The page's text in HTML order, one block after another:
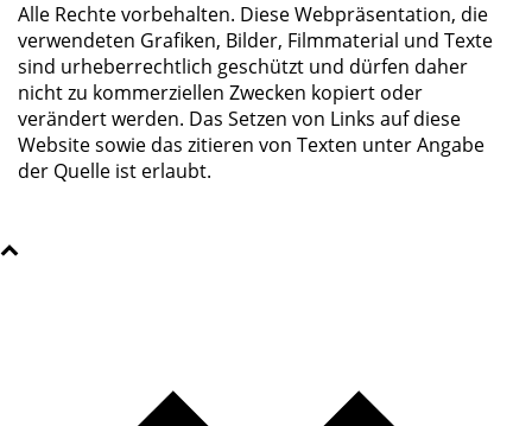
Alle Rechte vorbehalten. Diese Webpräsentation, die
verwendeten Grafiken, Bilder, Filmmaterial und Texte
sind urheberrechtlich geschützt und dürfen daher
nicht zu kommerziellen Zwecken kopiert oder
verändert werden. Das Setzen von Links auf diese
Website sowie das zitieren von Texten unter Angabe
der Quelle ist erlaubt.